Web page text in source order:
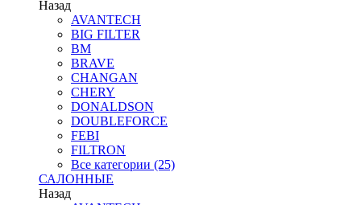
Назад
AVANTECH
BIG FILTER
BM
BRAVE
CHANGAN
CHERY
DONALDSON
DOUBLEFORCE
FEBI
FILTRON
Все категории (25)
САЛОННЫЕ
Назад